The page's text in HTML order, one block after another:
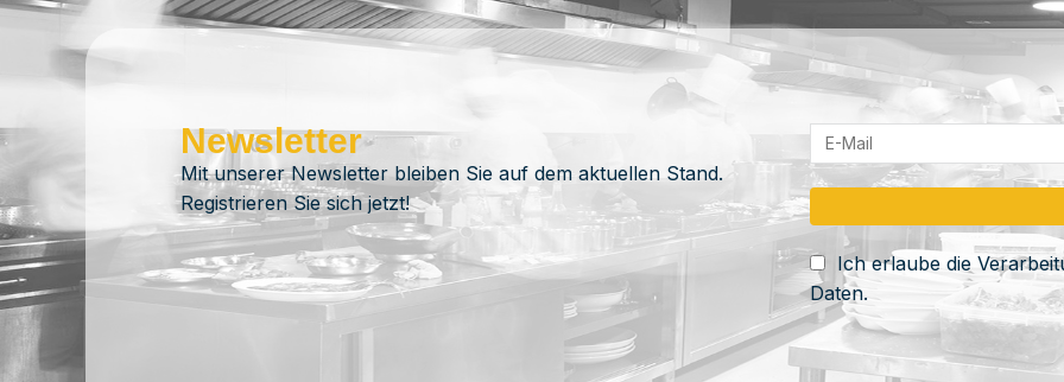
Newsletter
Mit unserer Newsletter bleiben Sie auf dem aktuellen Stand.
Registrieren Sie sich jetzt!
Ich erlaube die
Daten.